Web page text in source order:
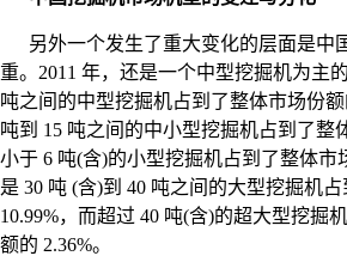
另外一个发生了重大变化的层面是中
重。2011 年，还是一个中型挖掘机为主
吨之间的中型挖掘机占到了整体市场份
吨到 15 吨之间的中小型挖掘机占到了整
小于 6 吨(含)的小型挖掘机占到了整体市
是 30 吨 (含)到 40 吨之间的大型挖掘机
10.99%，而超过 40 吨(含)的超大型挖掘
额的 2.36%。